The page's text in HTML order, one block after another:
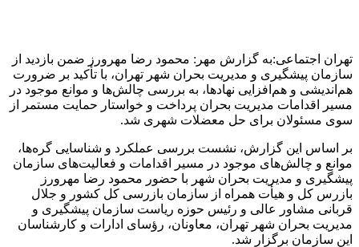
تهران اجتماعی:به گزارش مهر: محمود رضا مهرورز ضمن بازدید از
سازمان پیشگیری و مدیریت بحران شهر تهران، با تأکید بر ضرورت
هم‌اندیشی و هم‌افزایی نهادها، به بررسی چالش‌ها و موانع موجود در
مسیر اقدامات مدیریت بحران پرداخت و خواستار حمایت مستمر از
سوی مسئولان برای حل معضلات شهری شد.
بر اساس این گزارش، نشست بررسی عملکرد و شناسایی گره‌ها،
موانع و چالش‌های موجود در مسیر اقدامات و فعالیت‌های سازمان
پیشگیری و مدیریت بحران شهر با حضور محمود رضا مهرورز
بازرس کل و هیأت همراه از سازمان بازرسی کل کشور و جلال
قربانی مشاور عالی و رئیس حوزه ریاست سازمان پیشگیری و
مدیریت بحران شهر تهران، معاونان، رؤسای ادارات و کارشناسان
این سازمان برگزار شد.